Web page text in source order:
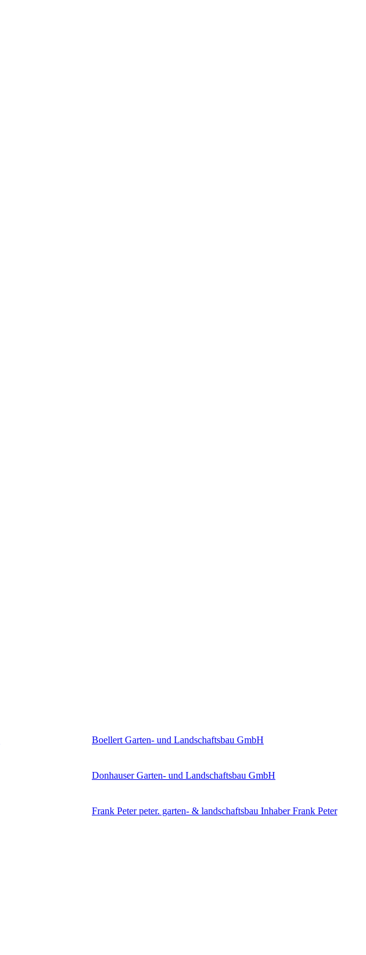
Boellert Garten- und Landschaftsbau GmbH
Donhauser Garten- und Landschaftsbau GmbH
Frank Peter peter. garten- & landschaftsbau Inhaber Frank Peter